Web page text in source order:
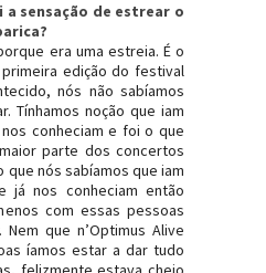
a sensação de estrear o
era uma estreia. É o
edição do festival
nós não sabíamos
Tínhamos noção que iam
conheciam e foi o que
parte dos concertos
que nós sabíamos que iam
já nos conheciam então
com essas pessoas
que n’Optimus Alive
íamos estar a dar tudo